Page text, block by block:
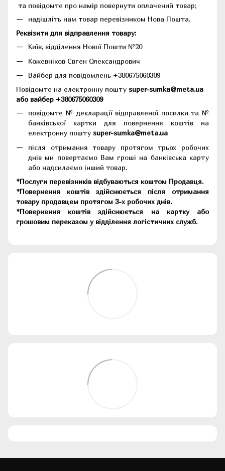
та повідомте про намір повернути оплачений товар;
надішліть нам товар перевізником Нова Пошта.
Реквізити для відправлення товару:
Київ, відділення Нової Пошти №20
Кожевніков Євген Олександрович
Вайбер для повідомлень +380675060309
Повідомте на електронну пошту super-sumka@meta.ua
або вайбер +380675060309
повідомте № декларації відправленої посилки та №
банківської картки для повернення коштів на
електронну пошту super-sumka@meta.ua
після отримання товару протягом трьох робочих
днів ми повертаємо Вам гроші на банківська карту
або надсилаємо інший товар.
*Послуги перевізників відбуваються коштом Продавця.
*Повернення коштів здійснюється після отримання
товару продавцем протягом 3-х робочих днів.
*Повернення коштів здійснюється на картку або
грошовим переказом у відділення логістичних служб.